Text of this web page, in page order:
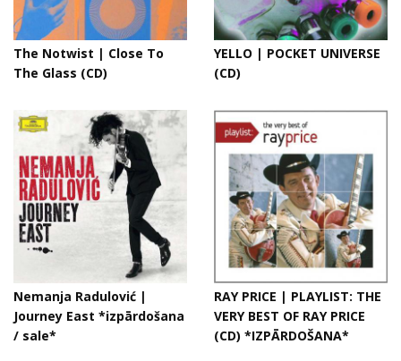
The Notwist | Close To
The Glass (CD)
YELLO | POCKET UNIVERSE
(CD)
Nemanja Radulović |
Journey East *izpārdošana
/ sale*
RAY PRICE | PLAYLIST: THE
VERY BEST OF RAY PRICE
(CD) *IZPĀRDOŠANA*